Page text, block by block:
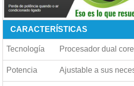
CARACTERÍSTICAS
Tecnología Procesador dual core
Potencia Ajustable a sus